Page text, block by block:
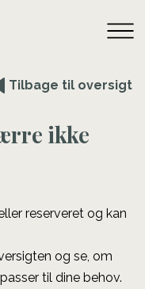
Tilbage til oversigt
ikke
reserveret og kan
og se, om
til dine behov.